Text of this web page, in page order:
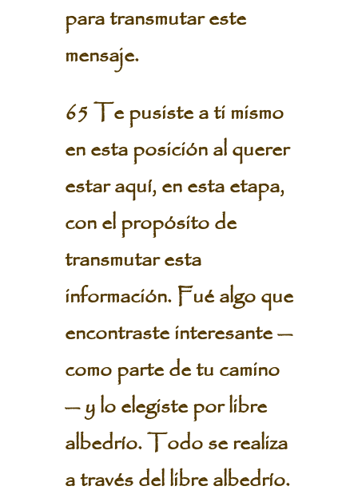
para transmutar este
mensaje.
65 Te pusiste a ti mismo
en esta posición al querer
estar aquí, en esta etapa,
con el propósito de
transmutar esta
información. Fué algo que
encontraste interesante —
como parte de tu camino
— y lo elegiste por libre
albedrío. Todo se realiza
a través del libre albedrío.